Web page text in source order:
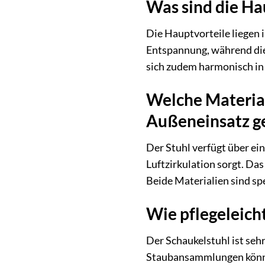
Was sind die
Die Hauptvorteile liegen
Entspannung, während
sich zudem harmonisch
Welche
Außeneinsatz
Der Stuhl verfügt über
Luftzirkulation sorgt.
Beide Materialien sind
Wie
Der Schaukelstuhl ist
Staubansammlungen